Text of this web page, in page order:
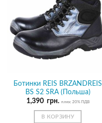
Ботинки REIS BRZANDREIS
BS S2 SRA (Польша)
1,390 грн. плюс 20% ПДВ
В КОРЗИНУ